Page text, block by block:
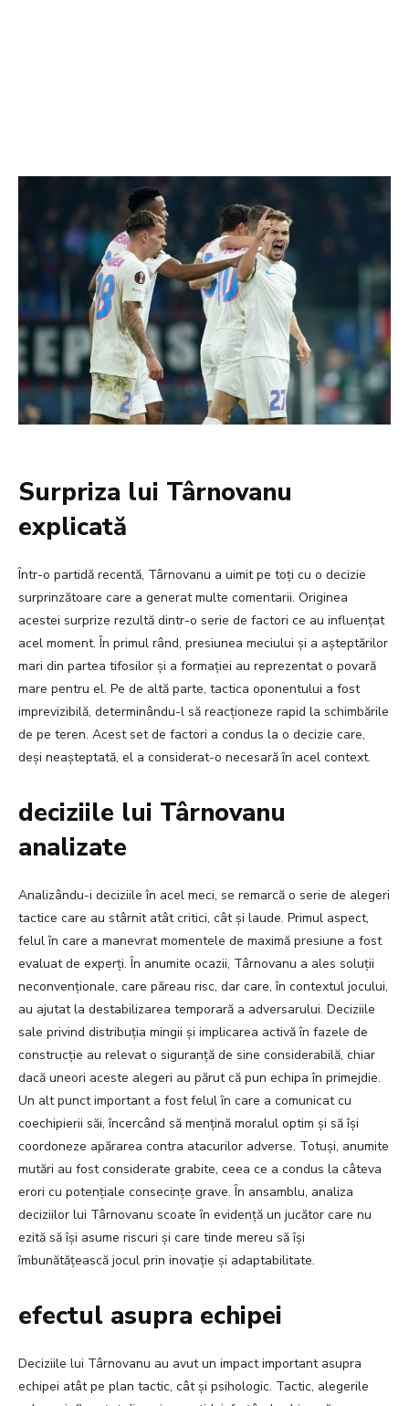
Surpriza lui Târnovanu
explicată
Într-o partidă recentă, Târnovanu a uimit pe toți cu o decizie
surprinzătoare care a generat multe comentarii. Originea
acestei surprize rezultă dintr-o serie de factori ce au influențat
acel moment. În primul rând, presiunea meciului și a așteptărilor
mari din partea tifosilor și a formației au reprezentat o povară
mare pentru el. Pe de altă parte, tactica oponentului a fost
imprevizibilă, determinându-l să reacționeze rapid la schimbările
de pe teren. Acest set de factori a condus la o decizie care,
deși neașteptată, el a considerat-o necesară în acel context.
deciziile lui Târnovanu
analizate
Analizându-i deciziile în acel meci, se remarcă o serie de alegeri
tactice care au stârnit atât critici, cât și laude. Primul aspect,
felul în care a manevrat momentele de maximă presiune a fost
evaluat de experți. În anumite ocazii, Târnovanu a ales soluții
neconvenționale, care păreau risc, dar care, în contextul jocului,
au ajutat la destabilizarea temporară a adversarului. Deciziile
sale privind distribuția mingii și implicarea activă în fazele de
construcție au relevat o siguranță de sine considerabilă, chiar
dacă uneori aceste alegeri au părut că pun echipa în primejdie.
Un alt punct important a fost felul în care a comunicat cu
coechipierii săi, încercând să mențină moralul optim și să își
coordoneze apărarea contra atacurilor adverse. Totuși, anumite
mutări au fost considerate grabite, ceea ce a condus la câteva
erori cu potențiale consecințe grave. În ansamblu, analiza
deciziilor lui Târnovanu scoate în evidență un jucător care nu
ezită să își asume riscuri și care tinde mereu să își
îmbunătățească jocul prin inovație și adaptabilitate.
efectul asupra echipei
Deciziile lui Târnovanu au avut un impact important asupra
echipei atât pe plan tactic, cât și psihologic. Tactic, alegerile